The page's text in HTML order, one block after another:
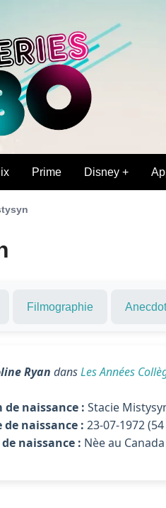
Prime Disney +
Filmographie
Ryan dansLes Années
de naissance : Stacie
de naissance : 23-07-1972
naissance : Nèe au Canada